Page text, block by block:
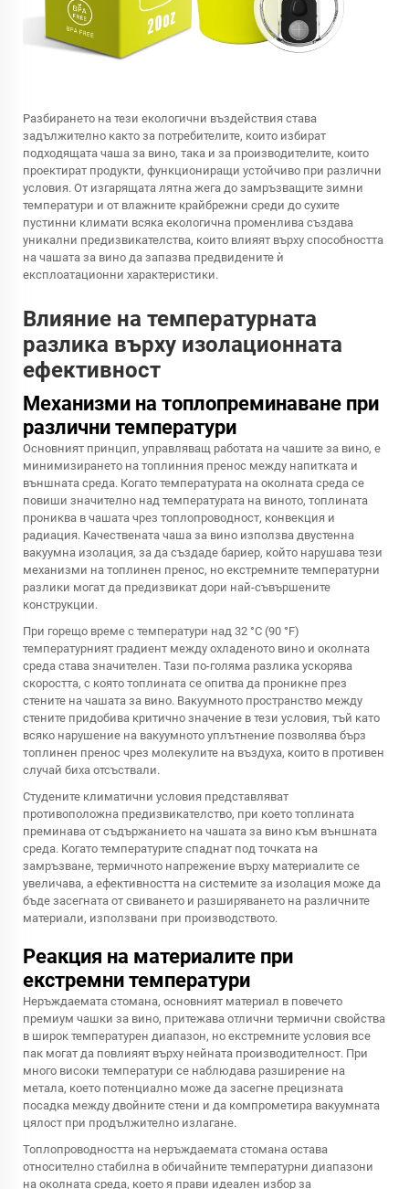
Разбирането на тези екологични въздействия става
задължително както за потребителите, които избират
подходящата чаша за вино, така и за производителите, които
проектират продукти, функциониращи устойчиво при различни
условия. От изгарящата лятна жега до замръзващите зимни
температури и от влажните крайбрежни среди до сухите
пустинни климати всяка екологична променлива създава
уникални предизвикателства, които влияят върху способността
на чашата за вино да запазва предвидените ѝ
експлоатационни характеристики.
Влияние на температурната
разлика върху изолационната
ефективност
Механизми на топлопреминаване при
различни температури
Основният принцип, управляващ работата на чашите за вино, е
минимизирането на топлинния пренос между напитката и
външната среда. Когато температурата на околната среда се
повиши значително над температурата на виното, топлината
прониква в чашата чрез топлопроводност, конвекция и
радиация. Качествената чаша за вино използва двустенна
вакуумна изолация, за да създаде бариер, който нарушава тези
механизми на топлинен пренос, но екстремните температурни
разлики могат да предизвикат дори най-съвършените
конструкции.
При горещо време с температури над 32 °C (90 °F)
температурният градиент между охладеното вино и околната
среда става значителен. Тази по-голяма разлика ускорява
скоростта, с която топлината се опитва да проникне през
стените на чашата за вино. Вакуумното пространство между
стените придобива критично значение в тези условия, тъй като
всяко нарушение на вакуумното уплътнение позволява бърз
топлинен пренос чрез молекулите на въздуха, които в противен
случай биха отсъствали.
Студените климатични условия представляват
противоположна предизвикателство, при което топлината
преминава от съдържанието на чашата за вино към външната
среда. Когато температурите спаднат под точката на
замръзване, термичното напрежение върху материалите се
увеличава, а ефективността на системите за изолация може да
бъде засегната от свиването и разширяването на различните
материали, използвани при производството.
Реакция на материалите при
екстремни температури
Неръждаемата стомана, основният материал в повечето
премиум чашки за вино, притежава отлични термични свойства
в широк температурен диапазон, но екстремните условия все
пак могат да повлияят върху нейната производителност. При
много високи температури се наблюдава разширение на
метала, което потенциално може да засегне прецизната
посадка между двойните стени и да компрометира вакуумната
цялост при продължително излагане.
Топлопроводността на неръждаемата стомана остава
относително стабилна в обичайните температурни диапазони
на околната среда, което я прави идеален избор за